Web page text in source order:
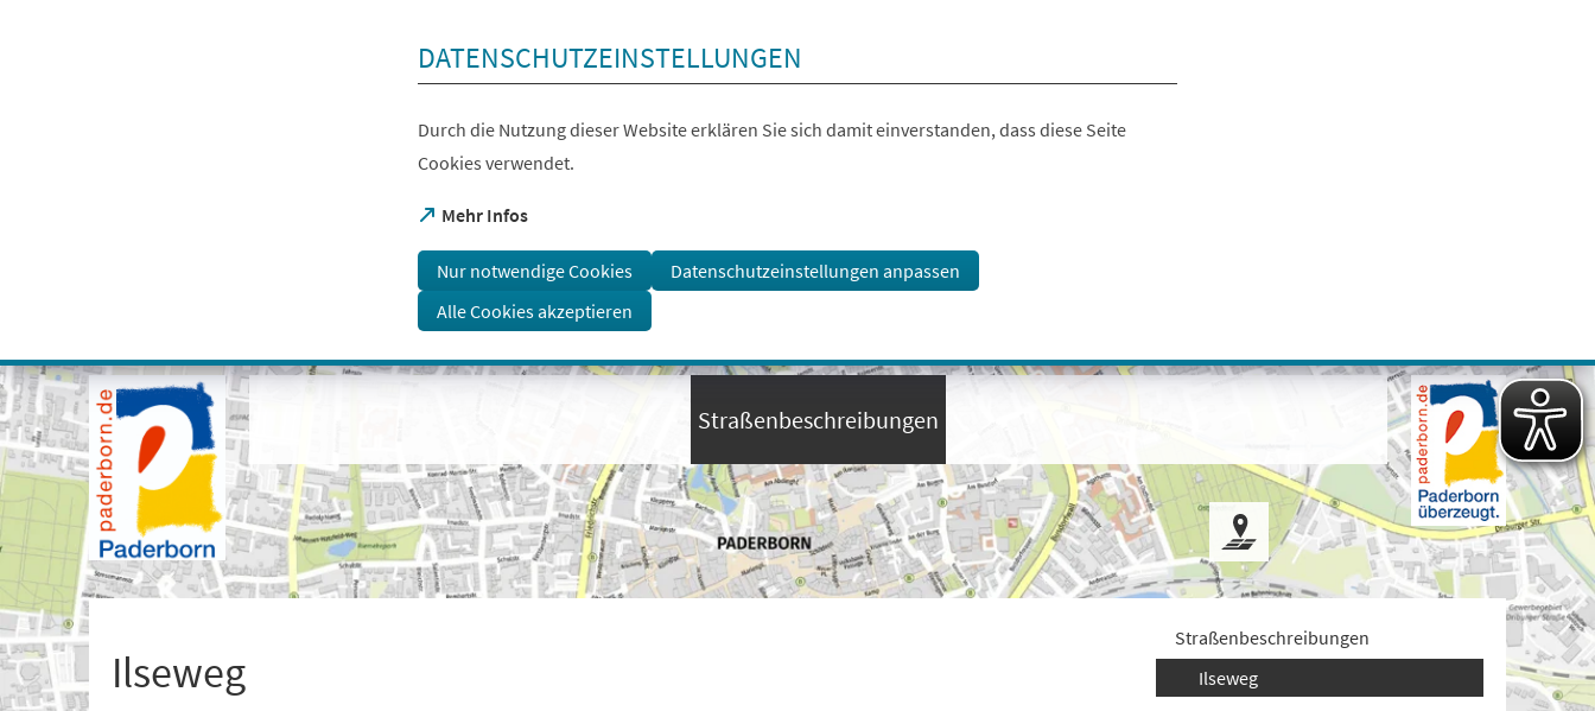
Visuelle
Assistenzsoftware
öffnen.
Mit
der
Tastatur
erreichbar
über
+
DATENSCHUTZEINSTELLUNGEN
Durch die Nutzung dieser Website erklären Sie sich damit einverstanden, dass diese Seite
Cookies verwendet.
Mehr Infos
(Öffnet
einem
neuen
Tab)
Nur notwendige Cookies
Datenschutzeinstellungen anpassen
Alle Cookies akzeptieren
Straßenbeschreibungen
Ilseweg
Straßenbeschreibungen
Ilseweg